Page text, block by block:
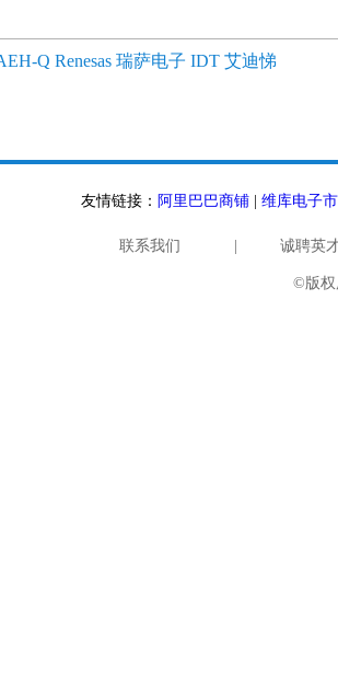
Q Renesas 瑞萨电子 IDT 艾迪悌
友情链接： 阿里巴巴商铺 维库电子
联系我们 诚聘英
©版权